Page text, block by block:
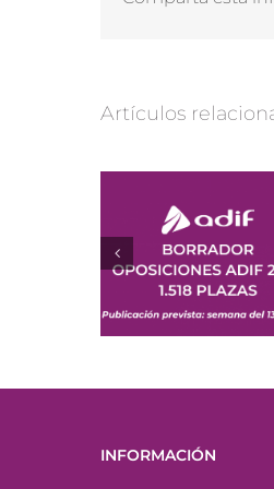
Artículos
Borrador OEP ADIF
2026: Plazas y fecha
de publicación
INFORMACIÓN